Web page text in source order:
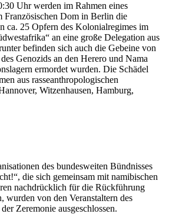
Uhr werden im Rahmen eines
Französischen Dom in Berlin die
ca. 25 Opfern des Kolonialregimes im
an eine große Delegation aus
befinden sich auch die Gebeine von
Genozids an den Herero und Nama
ermordet wurden. Die Schädel
aus rasseanthropologischen
Witzenhausen, Hamburg,
des bundesweiten Bündnisses
die sich gemeinsam mit namibischen
nachdrücklich für die Rückführung
wurden von den Veranstaltern des
Zeremonie ausgeschlossen.